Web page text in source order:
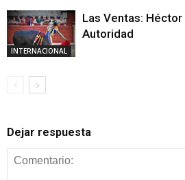
INTERNACIONAL
Las Ventas:
Autoridad
Dejar respuesta